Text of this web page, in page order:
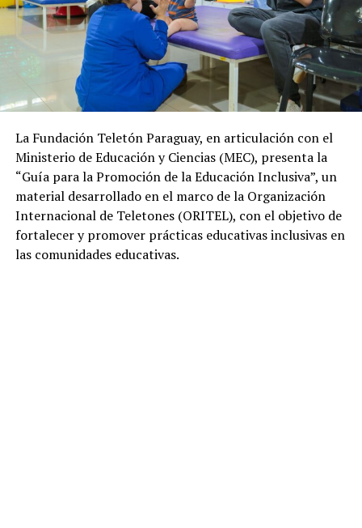
La Fundación Teletón Paraguay, en articulación con el
Ministerio de Educación y Ciencias (MEC), presenta la
“Guía para la Promoción de la Educación Inclusiva”, un
material desarrollado en el marco de la Organización
Internacional de Teletones (ORITEL), con el objetivo de
fortalecer y promover prácticas educativas inclusivas en
las comunidades educativas.